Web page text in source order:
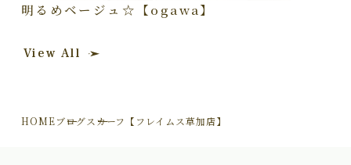
明るめベージュ☆【ogawa】
View All
HOMEブログスカーフ【フレイムス草加店】